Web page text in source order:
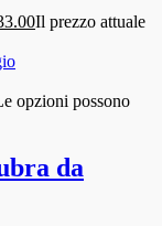
Il prezzo attuale
opzioni possono
da